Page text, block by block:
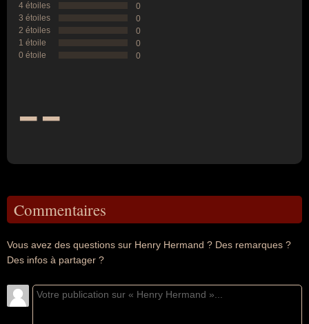
4 étoiles
0
3 étoiles
0
2 étoiles
0
1 étoile
0
0 étoile
0
--
Commentaires
Vous avez des questions sur Henry Hermand ? Des remarques ?
Des infos à partager ?